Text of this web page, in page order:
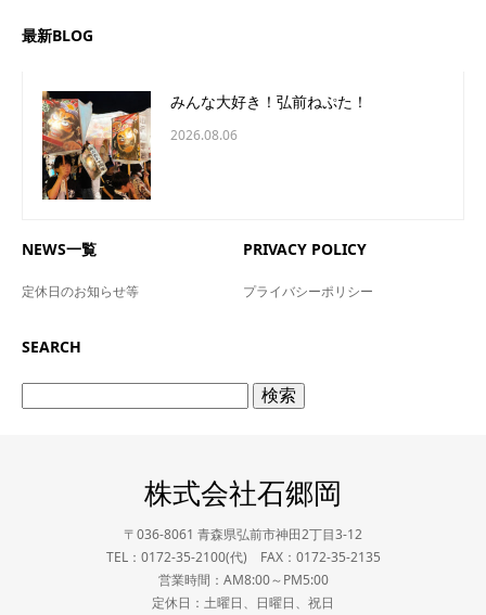
最新BLOG
みんな大好き！弘前ねぷた！
2026.08.06
NEWS一覧
定休日のお知らせ等
PRIVACY POLICY
プライバシーポリシー
SEARCH
検
索:
株式会社石郷岡
〒036-8061 青森県弘前市神田2丁目3-12
TEL：0172-35-2100(代) FAX：0172-35-2135
営業時間：AM8:00～PM5:00
定休日：土曜日、日曜日、祝日